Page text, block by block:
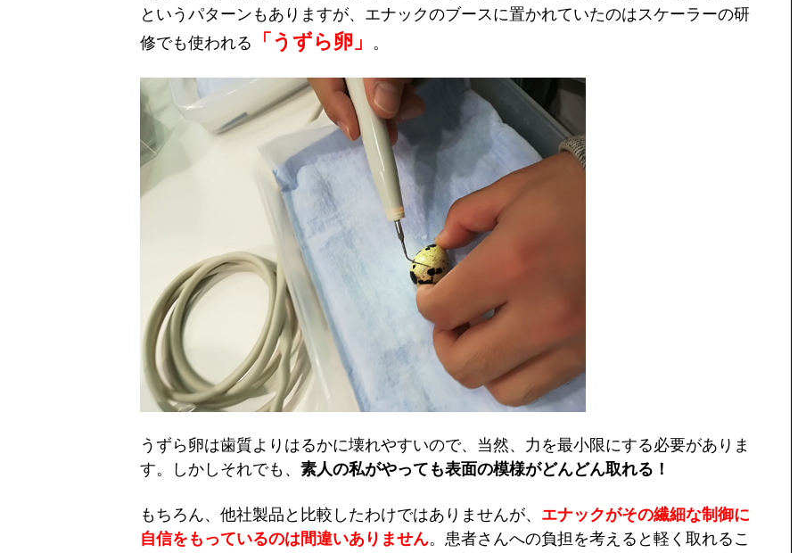
というパターンもありますが、エナックのブースに置かれていたのはスケーラーの研
修でも使われる
「うずら卵」 。
うずら卵は歯質よりはるかに壊れやすいので、当然、力を最小限にする必要がありま
す。しかしそれでも、 素人の私がやっても表面の模様がどんどん取れる！
もちろん、他社製品と比較したわけではありませんが、 エナックがその繊細な制御に
自信をもっているのは間違いありません。患者さんへの負担を考えると軽く取れるこ